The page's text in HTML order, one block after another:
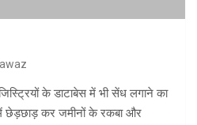
के डाटाबेस में भी सेंध लगाने का
छेड़छाड़ कर जमीनों के रकबा और